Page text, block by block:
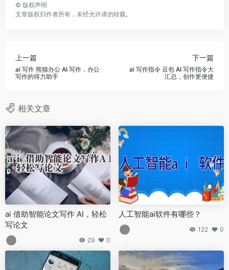
© 版权声明
文章版权归作者所有，未经允许请勿转载。
上一篇
ai 写作 熊猫办公 AI 写作，办公
写作的得力助手
下一篇
ai 写作指令 豆包 AI 写作指令大
汇总，创作更便捷
相关文章
ai 借助智能论文写作 AI，轻松
写论文
29 0
人工智能ai软件有哪些？
122 0